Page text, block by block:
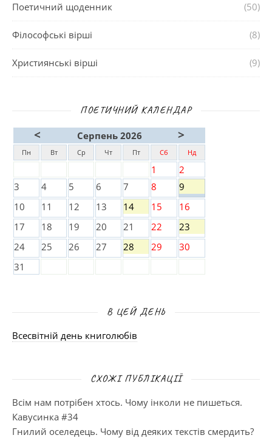
Поетичний щоденник (50)
Філософські вірші (8)
Християнські вірші (9)
ПОЕТИЧНИЙ КАЛЕНДАР
< Серпень 2026 >
Пн Вт Ср Чт Пт Сб Нд
1
2
3
4 5 6 7 8
9
10
11 12 13 14 15
16
17
18 19 20 21 22
23
24
25 26 27 28 29
30
31
В ЦЕЙ ДЕНЬ
Всесвітній день книголюбів
СХОЖІ ПУБЛІКАЦІЇ
Всім нам потрібен хтось. Чому інколи не пишеться.
Кавусинка #34
Гнилий оселедець. Чому від деяких текстів смердить?